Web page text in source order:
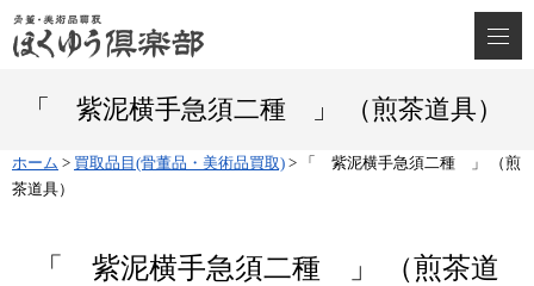
「 紫泥横手急須二種 」 （煎茶道具）
ホーム > 買取品目(骨董品・美術品買取) >
「 紫泥横手急須二種 」 （煎
茶道具）
「 紫泥横手急須二種 」 （煎茶道